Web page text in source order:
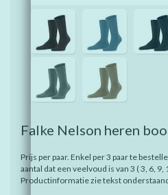
Falke Nelson heren
Prijs per paar. Enkel per 3 paar te
aantal dat een veelvoud is van 3 ( 3, 6, 9,
Productinformatie zie tekst